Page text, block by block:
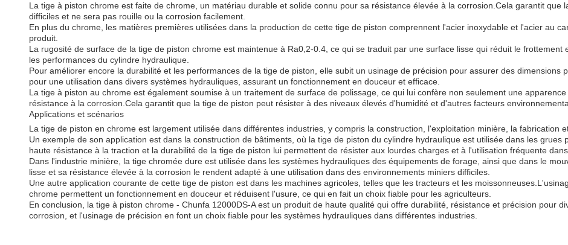
La tige à piston chrome est faite de chrome, un matériau durable et solide connu pour sa résistance élevée à la corrosion.Cela garantit que
difficiles et ne sera pas rouille ou la corrosion facilement.
En plus du chrome, les matières premières utilisées dans la production de cette tige de piston comprennent l'acier inoxydable et l'acier au
produit.
La rugosité de surface de la tige de piston chrome est maintenue à Ra0,2-0.4, ce qui se traduit par une surface lisse qui réduit le
les performances du cylindre hydraulique.
Pour améliorer encore la durabilité et les performances de la tige de piston, elle subit un usinage de précision pour assurer des dimensions
pour une utilisation dans divers systèmes hydrauliques, assurant un fonctionnement en douceur et efficace.
La tige à piston au chrome est également soumise à un traitement de surface de polissage, ce qui lui confère non seulement une
résistance à la corrosion.Cela garantit que la tige de piston peut résister à des niveaux élevés d'humidité et d'autres facteurs
Applications et scénarios
La tige de piston en chrome est largement utilisée dans différentes industries, y compris la construction, l'exploitation minière, la fabrication
Un exemple de son application est dans la construction de bâtiments, où la tige de piston du cylindre hydraulique est utilisée dans les
haute résistance à la traction et la durabilité de la tige de piston lui permettent de résister aux lourdes charges et à l'utilisation fréquente
Dans l'industrie minière, la tige chromée dure est utilisée dans les systèmes hydrauliques des équipements de forage, ainsi que dans le
lisse et sa résistance élevée à la corrosion le rendent adapté à une utilisation dans des environnements miniers difficiles.
Une autre application courante de cette tige de piston est dans les machines agricoles, telles que les tracteurs et les
chrome permettent un fonctionnement en douceur et réduisent l'usure, ce qui en fait un choix fiable pour les agriculteurs.
En conclusion, la tige à piston chrome - Chunfa 12000DS-A est un produit de haute qualité qui offre durabilité, résistance et précision pour
corrosion, et l'usinage de précision en font un choix fiable pour les systèmes hydrauliques dans différentes industries.